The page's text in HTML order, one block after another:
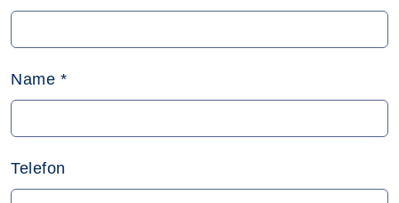
Name *
Telefon